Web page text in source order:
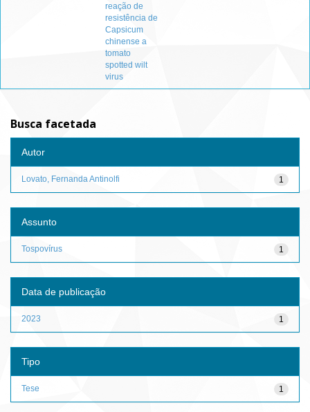
reação de
resistência de
Capsicum
chinense a
tomato
spotted wilt
virus
Busca facetada
Autor
1
Lovato, Fernanda Antinolfi
Assunto
1
Tospovírus
Data de publicação
1
2023
Tipo
1
Tese